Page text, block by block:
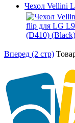
Чехол Vellini
Вперед (2 стр)